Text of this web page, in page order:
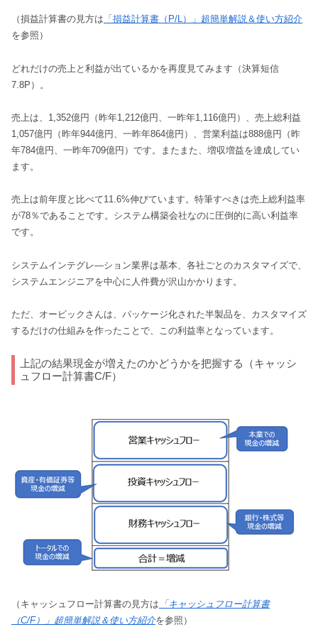
（損益計算書の見方は 「損益計算書（P/L）」超簡単解説＆使い方紹介
を参照）
どれだけの売上と利益が出ているかを再度見てみます（決算短信
7.8P）。
売上は、1,352億円（昨年1,212億円、一昨年1,116億円）、売上総利益
1,057億円（昨年944億円、一昨年864億円）、営業利益は888億円（昨
年784億円、一昨年709億円）です。またまた、増収増益を達成してい
ます。
売上は前年度と比べて11.6%伸びています。特筆すべきは売上総利益率
が78％であることです。システム構築会社なのに圧倒的に高い利益率
です。
システムインテグレ―ション業界は基本、各社ごとのカスタマイズで、
システムエンジニアを中心に人件費が沢山かかります。
ただ、オービックさんは、パッケージ化された半製品を、カスタマイズ
するだけの仕組みを作ったことで、この利益率となっています。
上記の結果現金が増えたのかどうかを把握する（キャッシ
ュフロー計算書C/F）
（キャッシュフロー計算書の見方は 「キャッシュフロー計算書
（C/F）」超簡単解説＆使い方紹介を参照）